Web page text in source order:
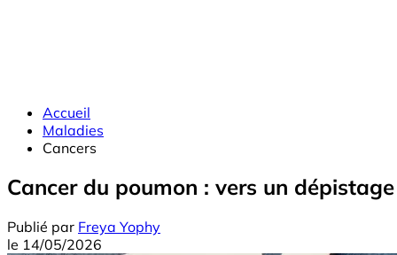
Accueil
Maladies
Cancers
Cancer du poumon : vers un
Publié par Freya Yophy
le 14/05/2026